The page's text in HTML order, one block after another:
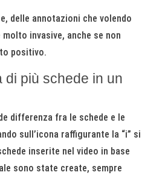
delle annotazioni che volendo
invasive, anche se non
positivo.
di più schede in un
differenza fra le schede e le
sull’icona raffigurante la “i” si
inserite nel video in base
sono state create, sempre